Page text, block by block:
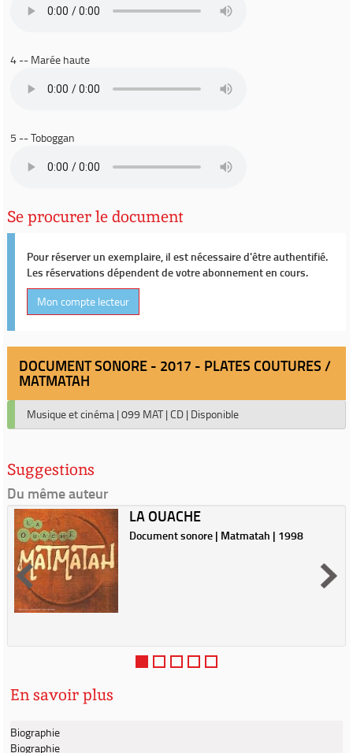
4 -- Marée haute
5 -- Toboggan
Se procurer le document
Pour réserver un exemplaire, il est nécessaire d'être authentifié.
Les réservations dépendent de votre abonnement en cours.
Mon compte lecteur
DOCUMENT SONORE - 2017 - PLATES COUTURES /
MATMATAH
Musique et cinéma | 099 MAT | CD | Disponible
Suggestions
Du même auteur
LA OUACHE
Document sonore | Matmatah | 1998
En savoir plus
Biographie
Biographie